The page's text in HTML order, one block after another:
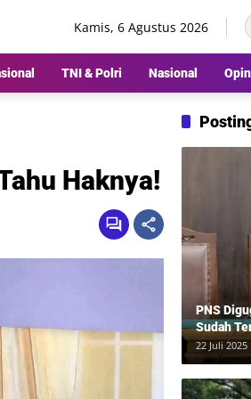
Kamis, 6 Agustus 2026
TNI & Polri Nasional
Haknya!
PNS
Sudah
Rp850
22 Juli 2025